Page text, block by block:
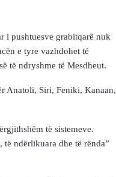
i pushtuesve grabitqarë nuk
e tyre vazhdohet të
të ndryshme të Mesdheut.
Anatoli, Siri, Feniki, Kanaan,
të sistemeve.
ndërlikuara dhe të rënda”